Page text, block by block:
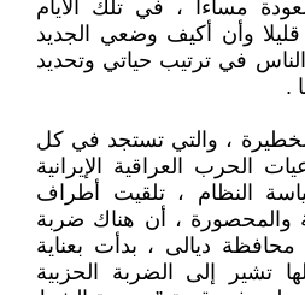
مساءاً ، في تلك الايام
وأن أكيف وضعي الجديد
في ترتيب حياتي وتحديد
.
، والتي تستجد في كل
الحرب العراقية الإيرانية
النظام ، تلقيت أطراف
والمحصورة ، أن هناك ضربة
ديالى ، بدأت بعناية
تشير إلى الضربة الحزبية